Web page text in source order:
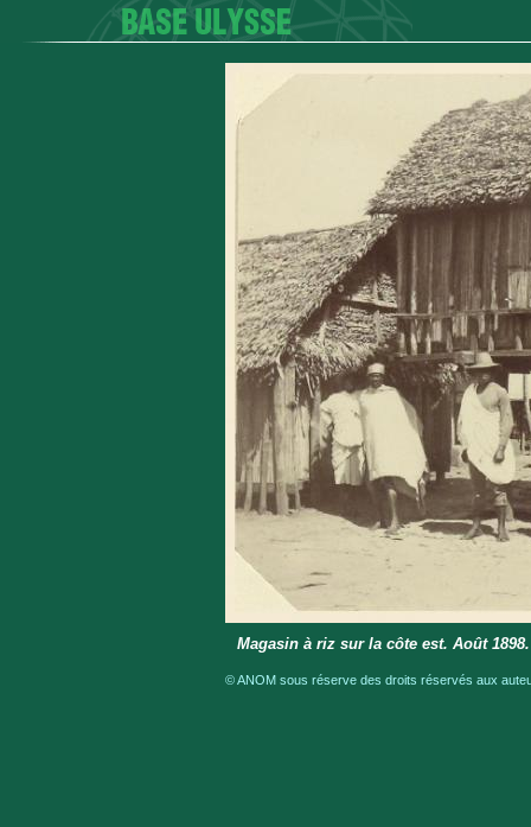
Magasin à riz sur la côte est. Août 1898.
© ANOM sous réserve des droits réservés aux